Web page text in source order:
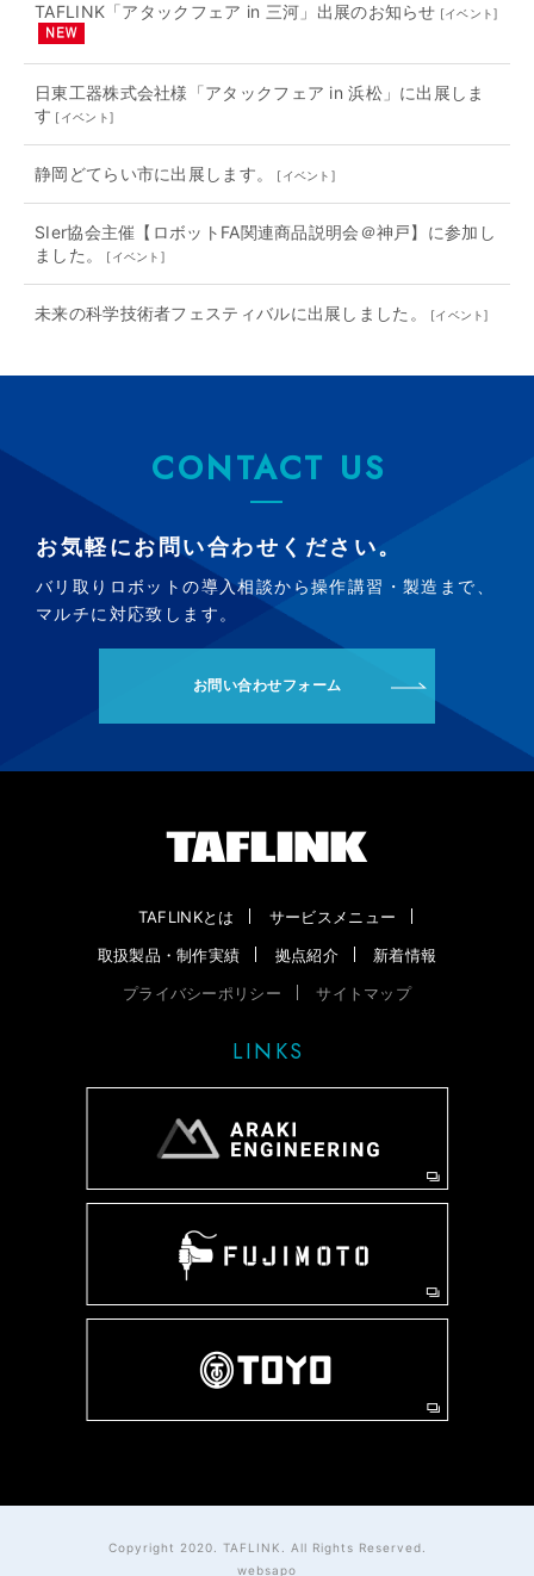
TAFLINK「アタックフェア in 三河」出展のお知らせ [イベント]
日東工器株式会社様「アタックフェア in 浜松」に出展しま
す [イベント]
静岡どてらい市に出展します。 [イベント ]
SIer協会主催【ロボットFA関連商品説明会＠神戸】に参加し
ました。
[イベント ]
未来の科学技術者フェスティバルに出展しました。 [イベント]
CONTACT US
お気軽にお問い合わせください。
バリ取りロボットの導入相談から操作講習・製造まで、
マルチに対応致します。
お問い合わせフォーム
TAFLINKとは
サービスメニュー
取扱製品・制作実績
拠点紹介
新着情報
プライバシーポリシー
サイトマップ
LINKS
Copyright 2020. TAFLINK. All Rights Reserved.
websapo